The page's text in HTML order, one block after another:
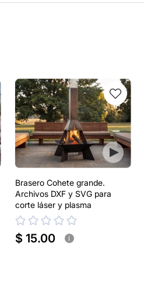
Brasero Cohete grande.
Archivos DXF y SVG para
corte láser y plasma
$ 15.00 i